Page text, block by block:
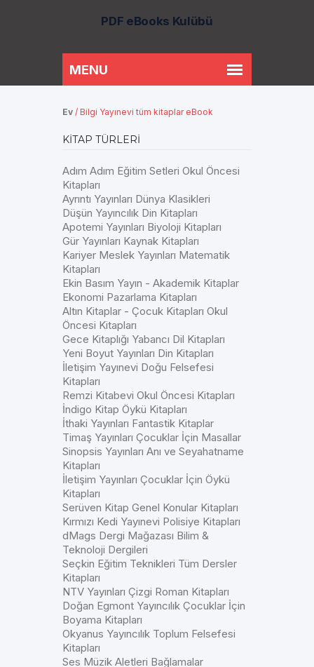
PDF eBooks Kulübü
Ev / Bilgi Yayınevi tüm kitaplar eBook
KITAP TÜRLERI
Adım Adım Eğitim Setleri Okul Öncesi
Kitapları
Ayrıntı Yayınları Dünya Klasikleri
Düşün Yayıncılık Din Kitapları
Apotemi Yayınları Biyoloji Kitapları
Gür Yayınları Kaynak Kitapları
Kariyer Meslek Yayınları Matematik
Kitapları
Ekin Basım Yayın - Akademik Kitaplar
Ekonomi Pazarlama Kitapları
Altın Kitaplar - Çocuk Kitapları Okul
Öncesi Kitapları
Gece Kitaplığı Yabancı Dil Kitapları
Yeni Boyut Yayınları Din Kitapları
İletişim Yayınevi Doğu Felsefesi
Kitapları
Remzi Kitabevi Okul Öncesi Kitapları
İndigo Kitap Öykü Kitapları
İthaki Yayınları Fantastik Kitaplar
Timaş Yayınları Çocuklar İçin Masallar
Sinopsis Yayınları Anı ve Seyahatname
Kitapları
İletişim Yayınları Çocuklar İçin Öykü
Kitapları
Serüven Kitap Genel Konular Kitapları
Kırmızı Kedi Yayınevi Polisiye Kitapları
dMags Dergi Mağazası Bilim &
Teknoloji Dergileri
Seçkin Eğitim Teknikleri Tüm Dersler
Kitapları
NTV Yayınları Çizgi Roman Kitapları
Doğan Egmont Yayıncılık Çocuklar İçin
Boyama Kitapları
Okyanus Yayıncılık Toplum Felsefesi
Kitapları
Ses Müzik Aletleri Bağlamalar